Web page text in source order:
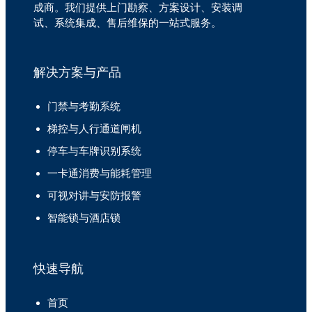
成商。我们提供上门勘察、方案设计、安装调
试、系统集成、售后维保的一站式服务。
解决方案与产品
门禁与考勤系统
梯控与人行通道闸机
停车与车牌识别系统
一卡通消费与能耗管理
可视对讲与安防报警
智能锁与酒店锁
快速导航
首页